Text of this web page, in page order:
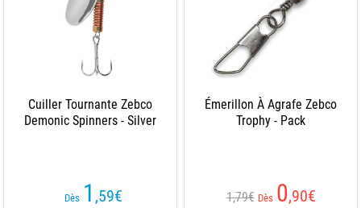
Cuiller Tournante Zebco
Demonic Spinners - Silver
Dès 1 ,59€
Émerillon À Agrafe Zebco
Trophy - Pack
1,79€ Dès 0,90€